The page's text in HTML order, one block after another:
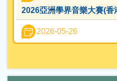
外獎項更新
2025-02-10
十九屆滬粵瓊港「寫作小
2026亞洲學界音樂大賽(香
2026-05-26
道地2025年全港小學生創